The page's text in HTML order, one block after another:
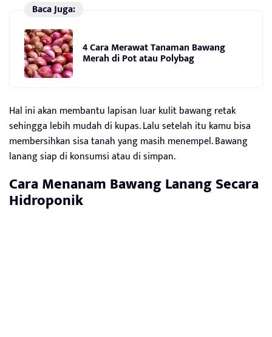
Baca Juga:
4 Cara Merawat Tanaman Bawang
Merah di Pot atau Polybag
Hal ini akan membantu lapisan luar kulit bawang retak
sehingga lebih mudah di kupas. Lalu setelah itu kamu bisa
membersihkan sisa tanah yang masih menempel. Bawang
lanang siap di konsumsi atau di simpan.
Cara Menanam Bawang Lanang Secara
Hidroponik